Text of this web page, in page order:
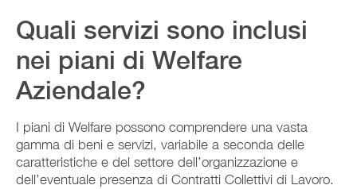
Quali servizi sono inclusi
nei piani di Welfare
Aziendale?
I piani di Welfare possono comprendere una vasta
gamma di beni e servizi, variabile a seconda delle
caratteristiche e del settore dell’organizzazione e
dell’eventuale presenza di Contratti Collettivi di Lavoro.